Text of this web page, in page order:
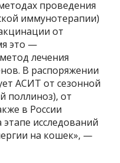
проведения
иммунотерапии)
от
это —
лечения
В распоряжении
АСИТ от сезонной
поллиноз), от
в России
исследований
на кошек», —